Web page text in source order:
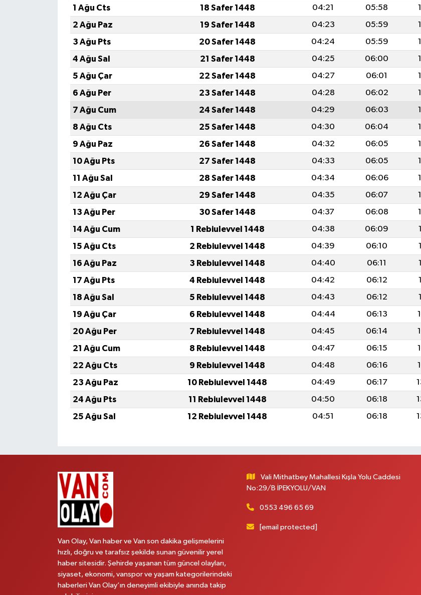
1 Ağu Cts
18 Safer 1448 04:21 05:58
2 Ağu Paz
19 Safer 1448 04:23 05:59
3 Ağu Pts
20 Safer 1448 04:24 05:59
4 Ağu Sal
21 Safer 1448 04:25 06:00
5 Ağu Çar
22 Safer 1448 04:27 06:01
6 Ağu Per
23 Safer 1448 04:28 06:02
7 Ağu Cum
24 Safer 1448 04:29 06:03
8 Ağu Cts
25 Safer 1448 04:30 06:04
9 Ağu Paz
26 Safer 1448 04:32 06:05
10 Ağu Pts
27 Safer 1448 04:33 06:05
11 Ağu Sal
28 Safer 1448 04:34 06:06
12 Ağu Çar
29 Safer 1448 04:35 06:07
13 Ağu Per
30 Safer 1448 04:37 06:08
14 Ağu Cum
1 Rebiulevvel 1448 04:38 06:09
15 Ağu Cts
2 Rebiulevvel 1448 04:39 06:10
16 Ağu Paz
3 Rebiulevvel 1448 04:40 06:11
17 Ağu Pts
4 Rebiulevvel 1448 04:42 06:12
18 Ağu Sal
5 Rebiulevvel 1448 04:43 06:12
19 Ağu Çar
6 Rebiulevvel 1448 04:44 06:13
20 Ağu Per
7 Rebiulevvel 1448 04:45 06:14
21 Ağu Cum
8 Rebiulevvel 1448 04:47 06:15
22 Ağu Cts
9 Rebiulevvel 1448 04:48 06:16
23 Ağu Paz
10 Rebiulevvel 1448 04:49 06:17
24 Ağu Pts
11 Rebiulevvel 1448 04:50 06:18
25 Ağu Sal
12 Rebiulevvel 1448 04:51 06:18
Van Olay, Van haber ve Van son dakika gelişmelerini
hızlı, doğru ve tarafsız şekilde sunan güvenilir yerel
haber sitesidir. Şehirde yaşanan tüm güncel olayları,
siyaset, ekonomi, vanspor ve yaşam kategorilerindeki
haberleri Van Olay’ın deneyimli ekibiyle anında takip
Vali Mithatbey Mahallesi Kışla Yolu Caddesi
No:29/B İPEKYOLU/VAN
0553 496 65 69
[email protected]